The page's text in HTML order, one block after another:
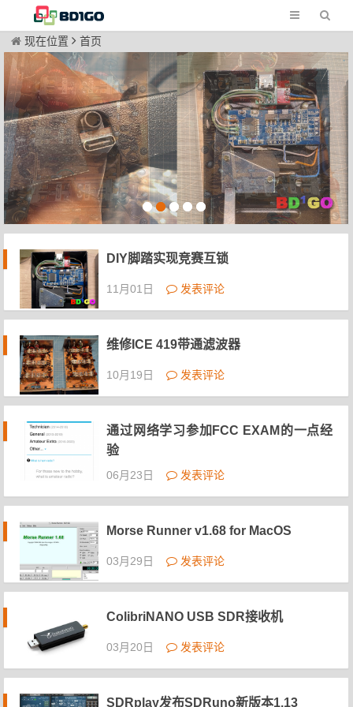
现在位置 首页
DIY脚踏实现竞赛互锁
11月01日 发表评论
维修ICE 419带通滤波器
10月19日 发表评论
通过网络学习参加FCC EXAM的一点经
验
06月23日 发表评论
Morse Runner v1.68 for MacOS
03月29日 发表评论
ColibriNANO USB SDR接收机
03月20日 发表评论
SDRplay发布SDRuno新版本1.13